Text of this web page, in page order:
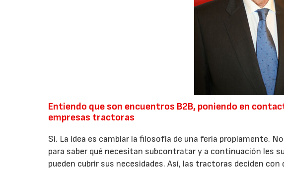
Entiendo que son encuentros B2B, poniendo en
empresas tractoras
Sí. La idea es cambiar la filosofía de una feria propiamente.
para saber qué necesitan subcontratar y a continuación les
pueden cubrir sus necesidades. Así, las tractoras deciden con